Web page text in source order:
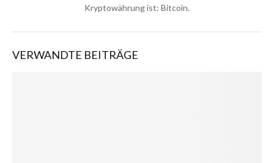
Kryptowährung ist: Bitcoin.
VERWANDTE BEITRÄGE